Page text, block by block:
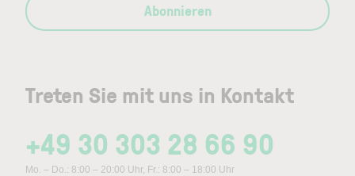
Treten Sie mit uns in Kontakt
+49 30 303 28 66 90
Mo. – Do.: 8:00 – 20:00 Uhr, Fr.: 8:00 – 18:00 Uhr
Abonnieren